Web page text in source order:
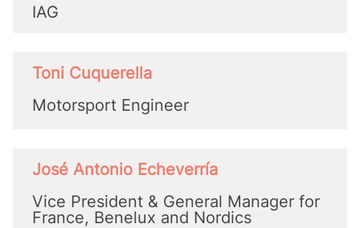
IAG
Toni Cuquerella
Motorsport Engineer
José Antonio Echeverría
Vice President & General Manager for
France, Benelux and Nordics